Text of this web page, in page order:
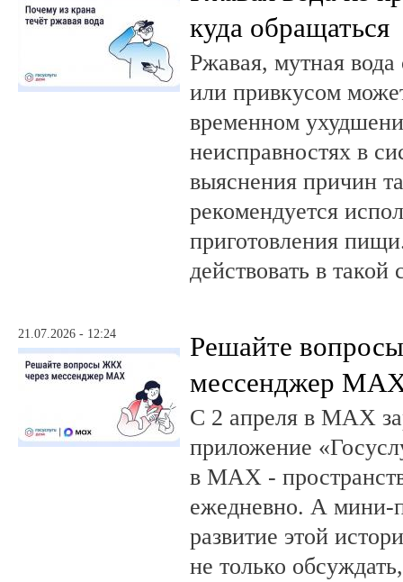
куда обращаться
Ржавая, мутная
или привкусом
временном
неисправностях в
выяснения причин
рекомендуется
приготовления
действовать в такой
21.07.2026 - 12:24
Решайте
мессенджер
С 2 апреля в MAX
приложение
в MAX -
ежедневно. А мини-
развитие этой
не только